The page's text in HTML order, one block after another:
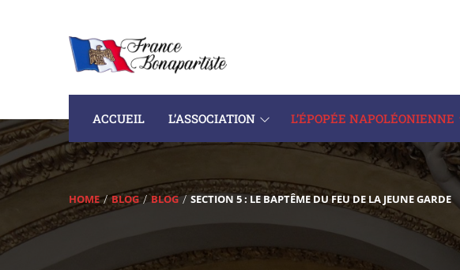
ACCUEIL L’ASSOCIATION L’ÉPOPÉE NAPOLÉONIENNE
HOME BLOG BLOG SECTION 5 : LE BAPTÊME DU FEU DE LA JEUNE GARDE